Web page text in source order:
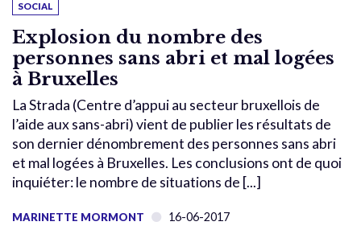
SOCIAL
Explosion du nombre des
personnes sans abri et mal logées
à Bruxelles
La Strada (Centre d’appui au secteur bruxellois de
l’aide aux sans-abri) vient de publier les résultats de
son dernier dénombrement des personnes sans abri
et mal logées à Bruxelles. Les conclusions ont de quoi
inquiéter: le nombre de situations de [...]
MARINETTE MORMONT 16-06-2017